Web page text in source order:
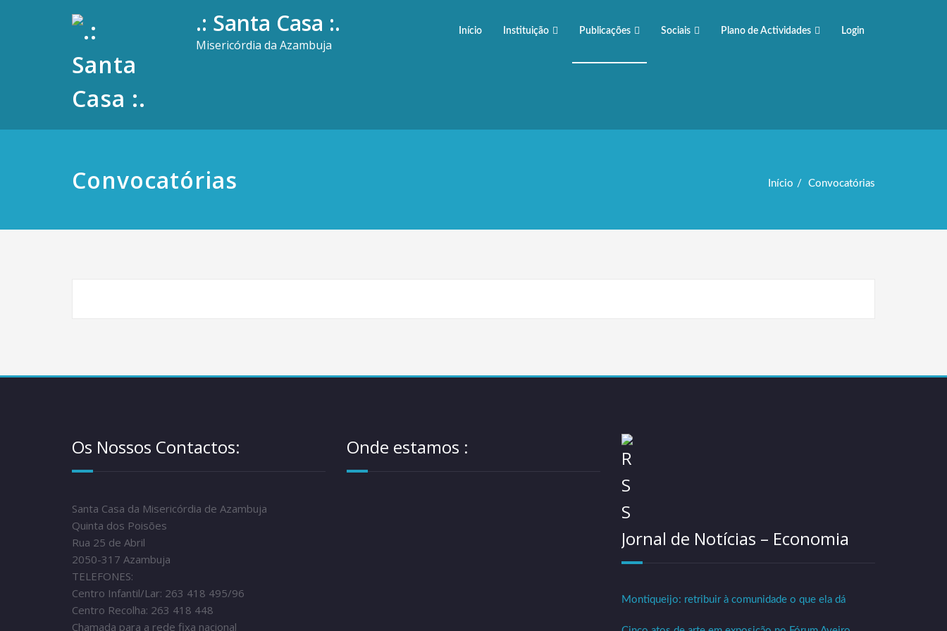
.: Santa Casa :.
Misericórdia da Azambuja
Início Instituição Publicações Sociais Plano de Actividades Login
Convocatórias Início Convocatórias
Os Nossos Contactos:
Santa Casa da Misericórdia de Azambuja
Quinta dos Poisões
Rua 25 de Abril
2050-317 Azambuja
TELEFONES:
Centro Infantil/Lar: 263 418 495/96
Centro Recolha: 263 418 448
Chamada para a rede fixa nacional
Onde estamos :
Jornal de Notícias – Economia
Montiqueijo: retribuir à comunidade o que ela dá